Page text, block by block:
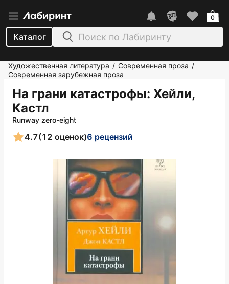
Каталог
0
Художественная литература / Современная проза /
Современная зарубежная проза
На грани катастрофы: Хейли,
Кастл
Runway zero-eight
4.7(12 оценок)6 рецензий